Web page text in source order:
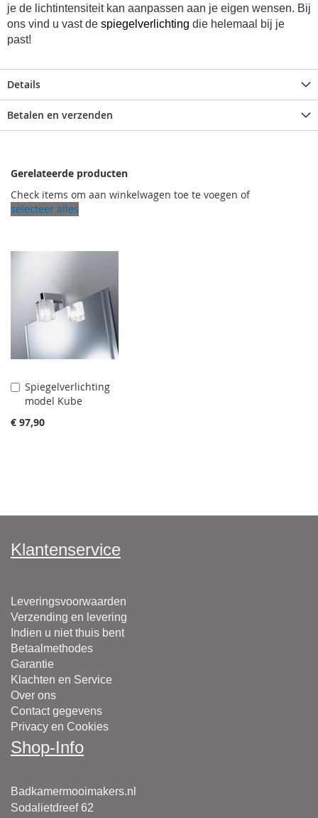
je de lichtintensiteit kan aanpassen aan je eigen wensen. Bij
ons vind u vast de spiegelverlichting die helemaal bij je
past!
Details
Betalen en verzenden
Gerelateerde producten
Check items om aan winkelwagen toe te voegen of
selecteer alles
Spiegelverlichting
model Kube
€ 97,90
Aan
winkelwagen
toevoegen
Klantenservice
Leveringsvoorwaarden
Verzending en levering
Indien u niet thuis bent
Betaalmethodes
Garantie
Klachten en Service
Over ons
Contact gegevens
Privacy en Cookies
Shop-Info
Badkamermooimakers.nl
Sodalietdreef 62